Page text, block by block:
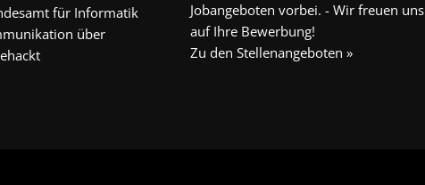
für Informatik
über
Jobangeboten vorbei. - Wir freuen uns
auf Ihre Bewerbung!
Zu den Stellenangeboten »